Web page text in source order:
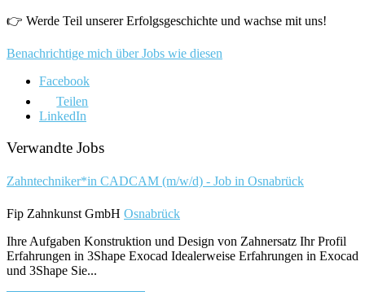
👉 Werde Teil unserer Erfolgsgeschichte und wachse mit uns!
Benachrichtige mich über Jobs wie diesen
Facebook
Teilen
LinkedIn
Verwandte Jobs
Zahntechniker*in CADCAM (m/w/d) - Job in Osnabrück
Fip Zahnkunst GmbH Osnabrück
Ihre Aufgaben Konstruktion und Design von Zahnersatz Ihr Profil
Erfahrungen in 3Shape Exocad Idealerweise Erfahrungen in Exocad
und 3Shape Sie...